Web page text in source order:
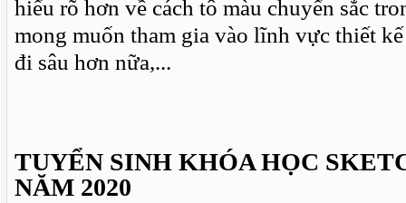
hiểu rõ hơn về cách tô màu chuyển sắc
mong muốn tham gia vào lĩnh vực thiết
đi sâu hơn nữa,...
TUYỂN SINH KHÓA HỌC
NĂM 2020